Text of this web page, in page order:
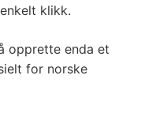
klikk.
opprette enda et
for norske